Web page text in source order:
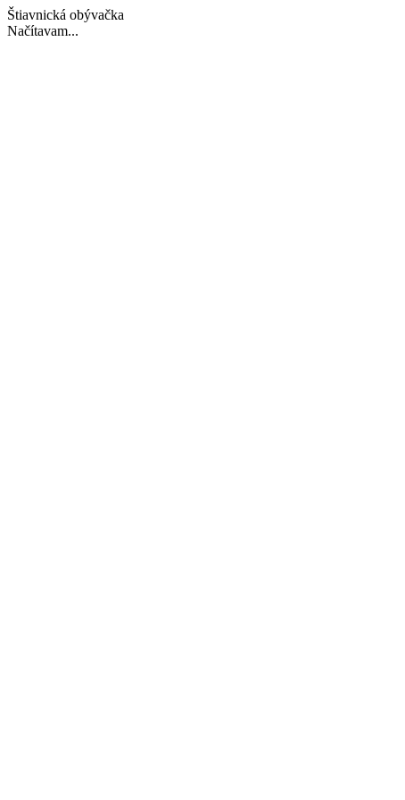
Štiavnická obývačka
Načítavam...